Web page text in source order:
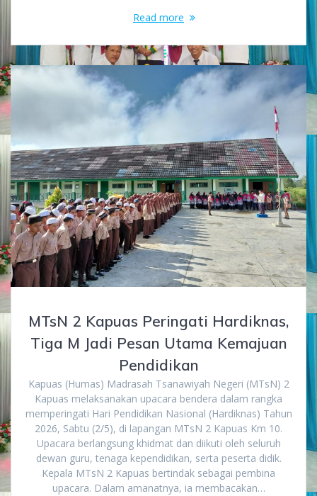
Read more
MTsN 2 Kapuas Peringati Hardiknas,
Tiga M Jadi Pesan Utama Kemajuan
Pendidikan
Kapuas (Humas) Madrasah Tsanawiyah Negeri (MTsN) 2
Kapuas melaksanakan upacara bendera dalam rangka
memperingati Hari Pendidikan Nasional (Hardiknas) Tahun
2026, Sabtu (2/5), di lapangan MTsN 2 Kapuas Km 10.
Upacara berlangsung khidmat dan diikuti oleh seluruh
dewan guru, tenaga kependidikan, serta peserta didik.
Kepala MTsN 2 Kapuas bertindak sebagai pembina
upacara. Dalam amanatnya, ia membacakan…